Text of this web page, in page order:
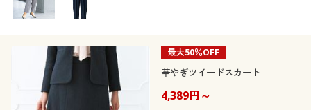
最大50％OFF
華やぎツイードスカート
4,389円～